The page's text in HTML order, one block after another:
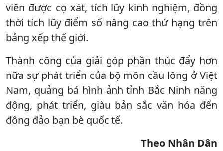
viên được cọ xát, tích lũy kinh nghiệm, đồng
thời tích lũy điểm số nâng cao thứ hạng trên
bảng xếp thế giới.
Thành công của giải góp phần thúc đẩy hơn
nữa sự phát triển của bộ môn cầu lông ở Việt
Nam, quảng bá hình ảnh tỉnh Bắc Ninh năng
động, phát triển, giàu bản sắc văn hóa đến
đông đảo bạn bè quốc tế.
Theo Nhân Dân